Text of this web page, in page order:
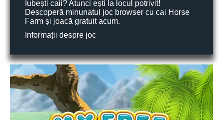
Iubești caii? Atunci ești la locul potrivit!
Descoperă minunatul joc browser cu cai Horse
Farm și joacă gratuit acum.
Informații despre joc